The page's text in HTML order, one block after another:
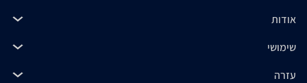
אודות
שימושי
עזרה